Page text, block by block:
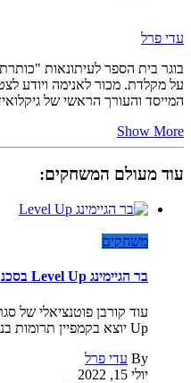
עדי פרל
בוגר בית הספר לעיתונאות
על מקלדת. מכור לאנימה ויודע
המייסד והעורך הראשי של
Show More
עוד מעולם המשחקים:
משחקים
בר הגיימינג Level Up בסכנת סגירה, כך תוכלו לעזור
Up יוצא בקמפיין תרומות בניסיון אחרון להצילו מפני סגירה
By עדי פרל
יולי 15, 2022